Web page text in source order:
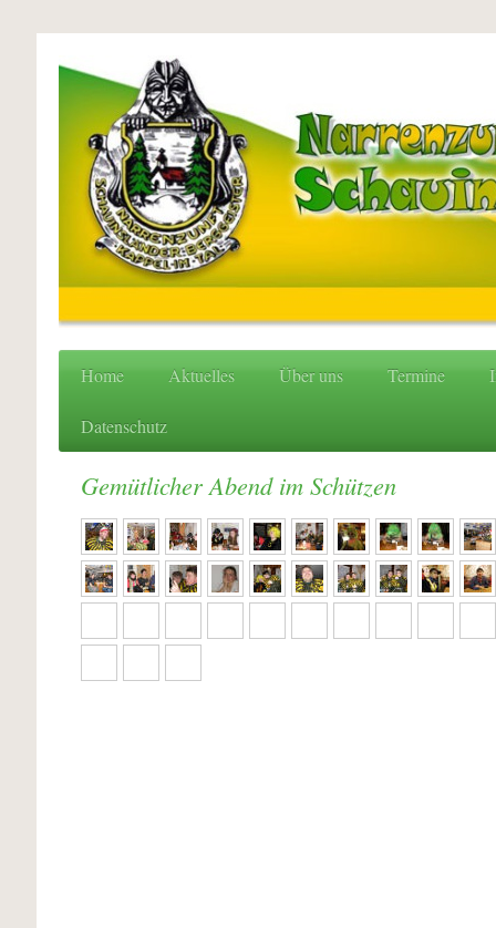
Home Aktuelles Über uns Termine
Datenschutz
Gemütlicher Abend im Schützen